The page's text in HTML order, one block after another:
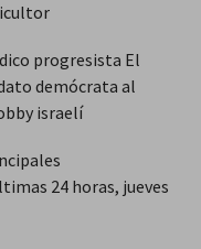
progresista El
demócrata al
israelí
24 horas, jueves